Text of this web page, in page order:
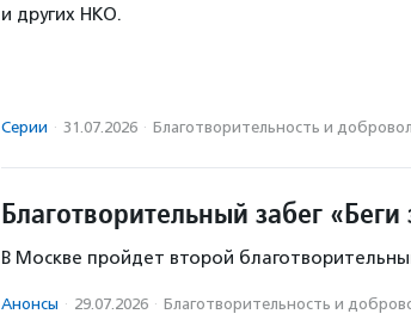
и других НКО.
Серии · 31.07.2026 · Благотвори­тель­ность и
Благотворительный забег «Беги
В Москве пройдет второй
Анонсы · 29.07.2026 · Благотвори­тель­ность и